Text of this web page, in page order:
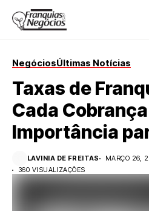
NegóciosÚltimas Notícias
Taxas de
Cada
Importância
LAVINIA DE FREITAS MARÇO 26,
360 VISUALIZAÇÕES